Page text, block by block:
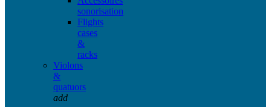
sonorisation
Flights
cases
&
racks
Violons
&
quatuors
add